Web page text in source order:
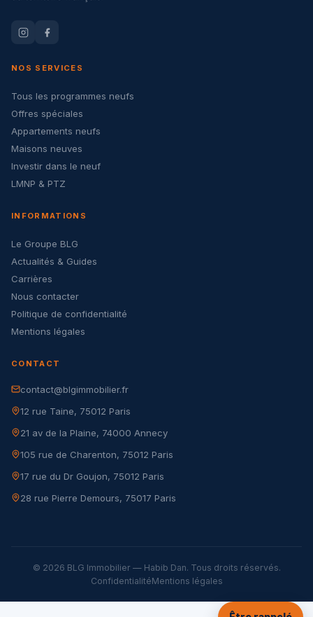
NOS SERVICES
Tous les programmes neufs
Offres spéciales
Appartements neufs
Maisons neuves
Investir dans le neuf
LMNP & PTZ
INFORMATIONS
Le Groupe BLG
Actualités & Guides
Carrières
Nous contacter
Politique de confidentialité
Mentions légales
CONTACT
contact@blgimmobilier.fr
12 rue Taine, 75012 Paris
21 av de la Plaine, 74000 Annecy
105 rue de Charenton, 75012 Paris
17 rue du Dr Goujon, 75012 Paris
28 rue Pierre Demours, 75017 Paris
© 2026 BLG Immobilier — Habib Dan. Tous droits réservés.
ConfidentialitéMentions légales